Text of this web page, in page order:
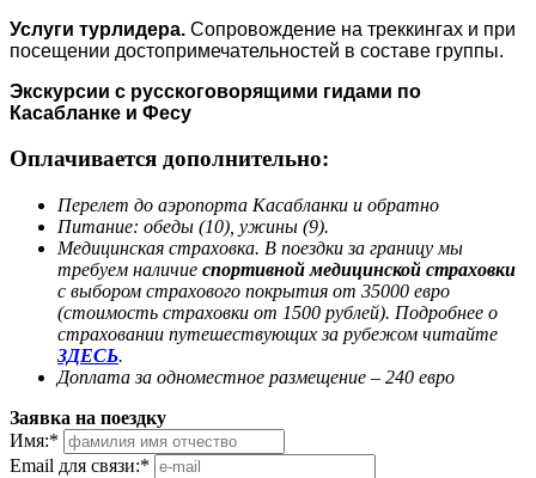
Услуги турлидера. Сопровождение на треккингах и при
посещении достопримечательностей в составе группы.
Экскурсии с русскоговорящими гидами по
Касабланке и Фесу
Оплачивается дополнительно:
Перелет до аэропорта Касабланки и обратно
Питание: обеды (10), ужины (9).
Медицинская страховка. В поездки за границу мы
требуем наличие спортивной медицинской страховки
с выбором страхового покрытия от 35000 евро
(стоимость страховки от 1500 рублей). Подробнее о
страховании путешествующих за рубежом читайте
ЗДЕСЬ.
Доплата за одноместное размещение – 240 евро
Заявка на поездку
Имя:*
Email для связи:*